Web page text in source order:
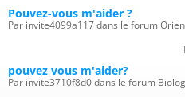
Pouvez-vous m'aider ?
Par invite4099a117 dans le forum
pouvez vous m'aider?
Par invite3710f8d0 dans le forum